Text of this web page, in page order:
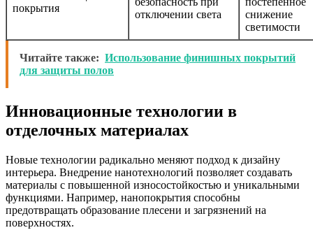
покрытия
отключении света
снижение
светимости
Читайте также: Использование финишных покрытий
для защиты полов
Инновационные технологии в
отделочных материалах
Новые технологии радикально меняют подход к дизайну
интерьера. Внедрение нанотехнологий позволяет создавать
материалы с повышенной износостойкостью и уникальными
функциями. Например, нанопокрытия способны
предотвращать образование плесени и загрязнений на
поверхностях.